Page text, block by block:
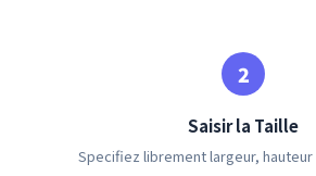
Saisir la Taille
Specifiez librement largeur,